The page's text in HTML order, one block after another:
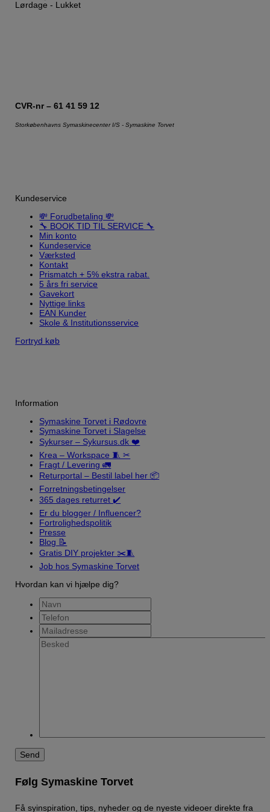
Lørdage - Lukket
CVR-nr – 61 41 59 12
Storkøbenhavns Symaskinecenter I/S - Symaskine Torvet
Kundeservice
💸 Forudbetaling 💸
🔧 BOOK TID TIL SERVICE 🔧
Min konto
Kundeservice
Værksted
Kontakt
Prismatch + 5% ekstra rabat.
5 års fri service
Gavekort
Nyttige links
EAN Kunder
Skole & Institutionsservice
Fortryd køb
Information
Symaskine Torvet i Rødovre
Symaskine Torvet i Slagelse
Sykurser – Sykursus.dk ❤️
Krea – Workspace 🧵 ✂
Fragt / Levering 🚛
Returportal – Bestil label her 📦
Forretningsbetingelser
365 dages returret ✔️
Er du blogger / Influencer?
Fortrolighedspolitik
Presse
Blog 📝
Gratis DIY projekter ✂️🧵
Job hos Symaskine Torvet
Hvordan kan vi hjælpe dig?
Navn
Telefon
Mailadresse
Besked
Følg Symaskine Torvet
Få syinspiration, tips, nyheder og de nyeste videoer direkte fra